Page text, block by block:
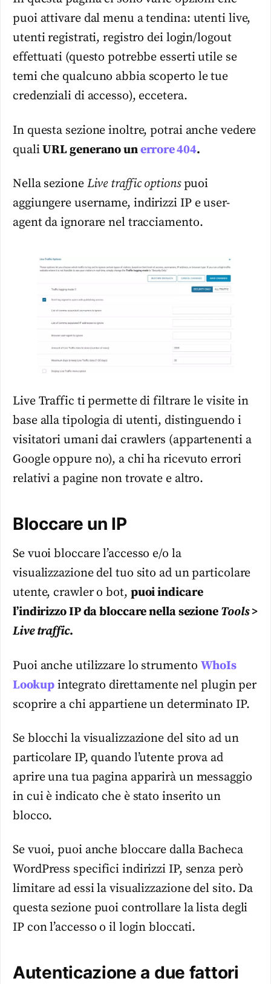
puoi attivare dal menu a tendina: utenti live,
utenti registrati, registro dei login/logout
effettuati (questo potrebbe esserti utile se
temi che qualcuno abbia scoperto le tue
credenziali di accesso), eccetera.
In questa sezione inoltre, potrai anche vedere
qualiURL generano unerrore 404.
Nella sezione Live traffic optionspuoi
aggiungere username, indirizzi IP e user-
agent da ignorare nel tracciamento.
Live Traffic ti permette di filtrare le visite in
base alla tipologia di utenti, distinguendo i
visitatori umani dai crawlers (appartenenti a
Google oppure no), a chi ha ricevuto errori
relativi a pagine non trovate e altro.
Bloccare un IP
Se vuoi bloccare l’accesso e/o la
visualizzazione del tuo sito ad un particolare
utente, crawler o bot, puoi indicare
l’indirizzo IP da bloccare nella sezione Tools >
Live traffic.
Puoi anche utilizzare lo strumento WhoIs
Lookupintegrato direttamente nel plugin per
scoprire a chi appartiene un determinato IP.
Se blocchi la visualizzazione del sito ad un
particolare IP, quando l’utente prova ad
aprire una tua pagina apparirà un messaggio
in cui è indicato che è stato inserito un
blocco.
Se vuoi, puoi anche bloccare dalla Bacheca
WordPress specifici indirizzi IP, senza però
limitare ad essi la visualizzazione del sito. Da
questa sezione puoi controllare la lista degli
IP con l’accesso o il login bloccati.
Autenticazione a due fattori